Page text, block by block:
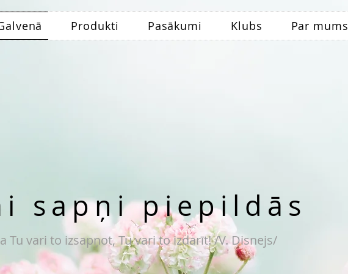
Produkti Pasākumi Klubs Par mums
sapņi piepildās
Tu vari to izsapņot, Tu vari to izdarīt! /V. Disnejs/